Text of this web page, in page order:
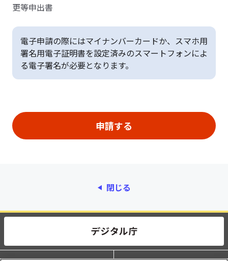
更等申出書
電子申請の際にはマイナンバーカードか、スマホ用
署名用電子証明書を設定済みのスマートフォンによ
る電子署名が必要となります。
閉じる